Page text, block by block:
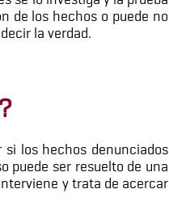
de los hechos o puede no
la verdad.
los hechos denunciados
puede ser resuelto de una
y trata de acercar